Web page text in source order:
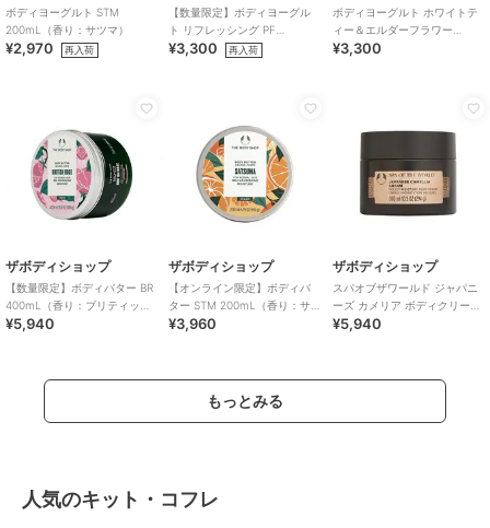
ボディヨーグルト STM
200mL（香り：サツマ）
¥2,970 再入荷
【数量限定】ボディヨーグル
ト リフレッシング PF
200mL（香り：パッションフ
¥3,300 再入荷
ボディヨーグルト ホワイトテ
ィー＆エルダーフラワー
200mL
¥3,300
ザボディショップ
【数量限定】ボディバター BR
400mL（香り：ブリティッシ
ュローズ）
¥5,940
ザボディショップ
【オンライン限定】ボディバ
ター STM 200mL（香り：サ
ツマ）
¥3,960
ザボディショップ
スパオブザワールド ジャパニ
ーズ カメリア ボディクリーム
300mL
¥5,940
もっとみる
人気のキット・コフレ